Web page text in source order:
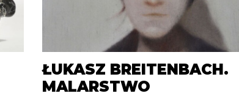
ŁUKASZ BREITENBACH.
MALARSTWO